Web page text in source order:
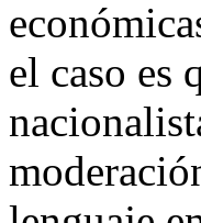
el caso es